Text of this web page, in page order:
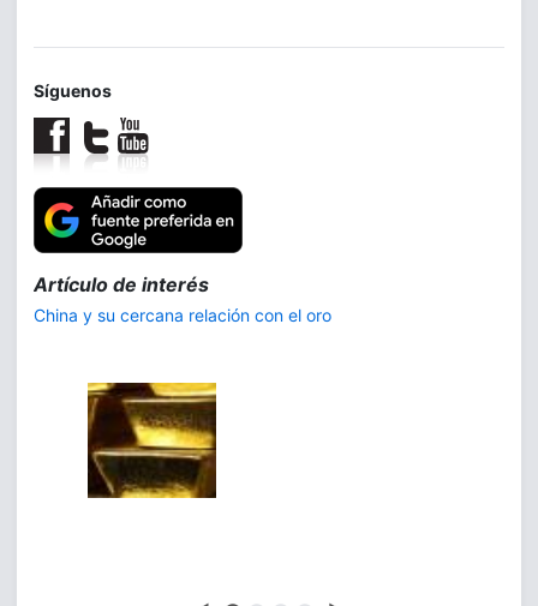
Síguenos
Trilogía:
La demanda de plata